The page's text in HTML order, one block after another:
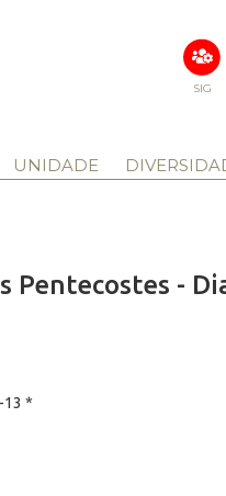
SIG
UNIDADE
Pentecostes -
13 *